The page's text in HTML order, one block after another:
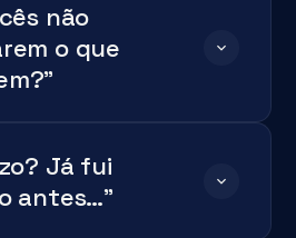
não
o que
resposta está nos nossos
Siebert e Habii.tech
Já fui
antes…”